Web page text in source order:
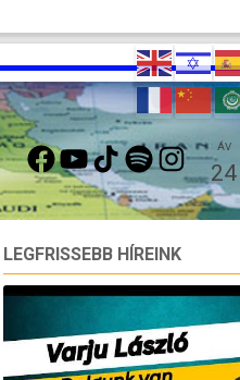
FACEBOOKYOUTUBETIKTOKSPOTIFYINSTAGRAMÁV
24
LEGFRISSEBB HÍREINK